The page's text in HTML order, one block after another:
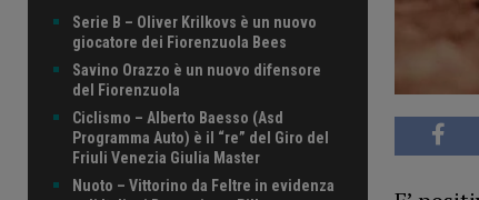
Serie B – Oliver Krilkovs è un nuovo
giocatore dei Fiorenzuola Bees
Savino Orazzo è un nuovo difensore
del Fiorenzuola
Ciclismo – Alberto Baesso (Asd
Programma Auto) è il “re” del Giro del
Friuli Venezia Giulia Master
Nuoto – Vittorino da Feltre in evidenza